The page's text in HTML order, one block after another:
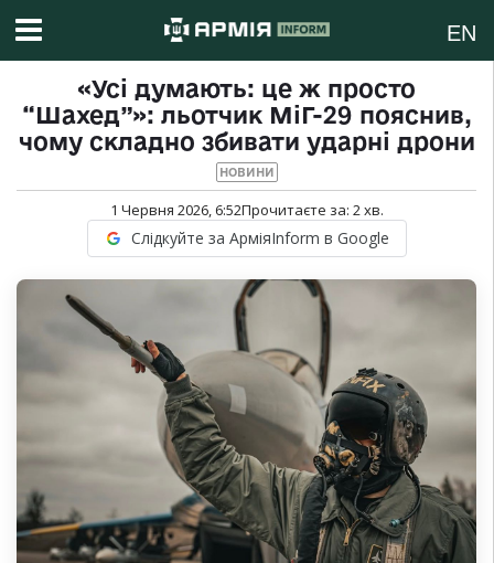
EN
«Усі думають: це ж просто
“Шахед”»: льотчик МіГ-29 пояснив,
чому складно збивати ударні дрони
НОВИНИ
1 Червня 2026, 6:52Прочитаєте за: 2хв.
Слідкуйте за АрміяInform в Google